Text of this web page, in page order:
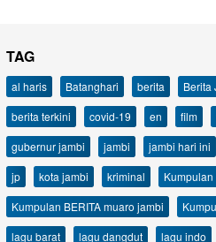
TAG
al haris Batanghari berita Berita
berita terkini
covid-19 en film
gubernur jambi
jambi jambi hari ini
jp
kota jambi kriminal
Kumpulan
Kumpulan BERITA muaro jambi
lagu barat
lagu dangdut lagu indo